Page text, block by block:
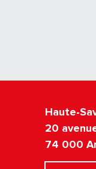
Haute-
20
74 000